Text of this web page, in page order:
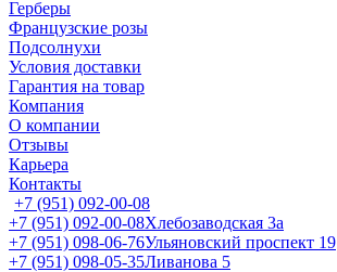
Герберы
Французские розы
Подсолнухи
Условия доставки
Гарантия на товар
Компания
О компании
Отзывы
Карьера
Контакты
+7 (951) 092-00-08
+7 (951) 092-00-08Хлебозаводская 3а
+7 (951) 098-06-76Ульяновский проспект 19
+7 (951) 098-05-35Ливанова 5